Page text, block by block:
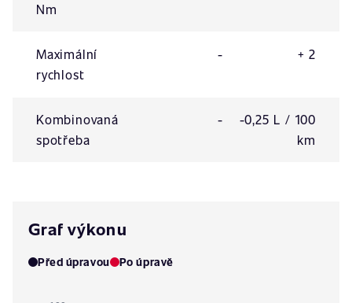
Nm
Maximální
rychlost
- + 2
Kombinovaná
spotřeba
-
-0,25 L / 100
km
Graf výkonu
Před úpravou Po úpravě